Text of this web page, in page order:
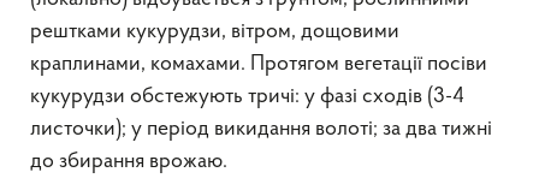
рештками кукурудзи, вітром, дощовими
краплинами, комахами. Протягом вегетації посіви
кукурудзи обстежують тричі: у фазі сходів (3-4
листочки); у період викидання волоті; за два тижні
до збирання врожаю.